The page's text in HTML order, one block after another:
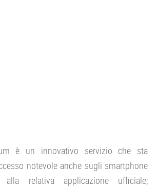
è un innovativo servizio che sta
notevole anche sugli smartphone
alla relativa applicazione ufficiale;